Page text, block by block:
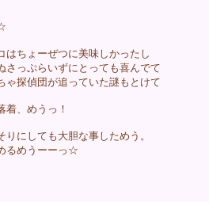
はちょーぜつに美味しかったし
さっぷらいずにとっても喜んでて
ゃ探偵団が追っていた謎もとけて
着、めうっ！
にしても大胆な事しためう。
るめうーーっ☆